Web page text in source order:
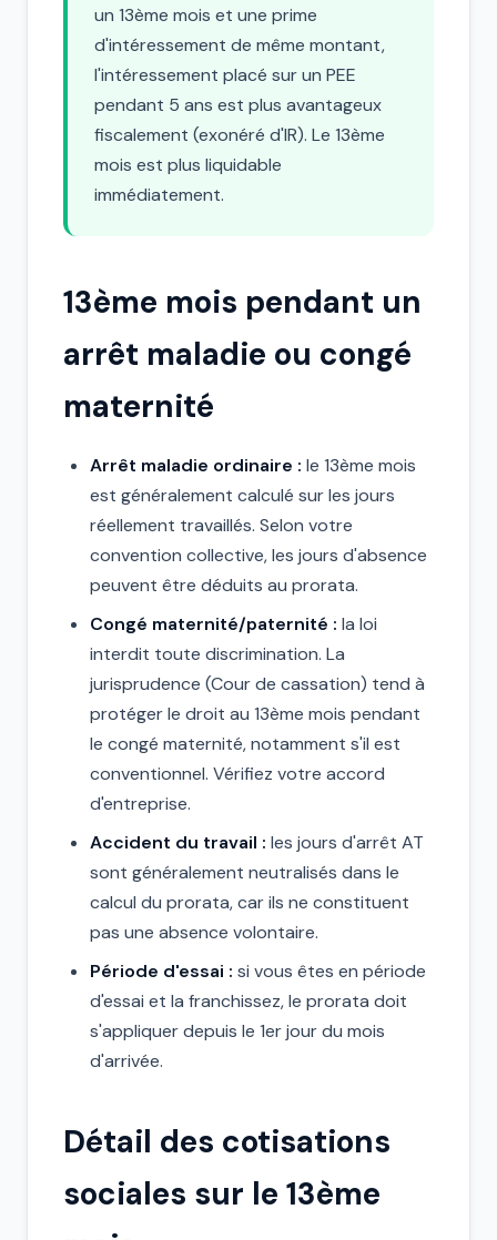
un 13ème mois et une prime
d'intéressement de même montant,
l'intéressement placé sur un PEE
pendant 5 ans est plus avantageux
fiscalement (exonéré d'IR). Le 13ème
mois est plus liquidable
immédiatement.
13ème mois pendant un
arrêt maladie ou congé
maternité
Arrêt maladie ordinaire : le 13ème mois
est généralement calculé sur les jours
réellement travaillés. Selon votre
convention collective, les jours d'absence
peuvent être déduits au prorata.
Congé maternité/paternité : la loi
interdit toute discrimination. La
jurisprudence (Cour de cassation) tend à
protéger le droit au 13ème mois pendant
le congé maternité, notamment s'il est
conventionnel. Vérifiez votre accord
d'entreprise.
Accident du travail : les jours d'arrêt AT
sont généralement neutralisés dans le
calcul du prorata, car ils ne constituent
pas une absence volontaire.
Période d'essai : si vous êtes en période
d'essai et la franchissez, le prorata doit
s'appliquer depuis le 1er jour du mois
d'arrivée.
Détail des cotisations
sociales sur le 13ème